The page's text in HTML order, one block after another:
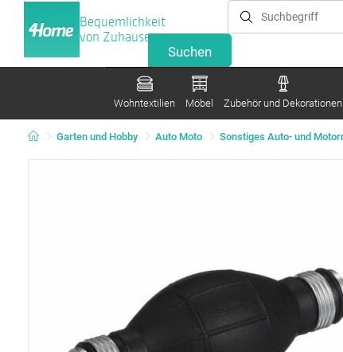
Bequemlichkeit
von Zuhause
Wohntextilien Möbel Zubehör und Dekorationen
Garten und Hobby Auto Moto Sonstiges Auto- und